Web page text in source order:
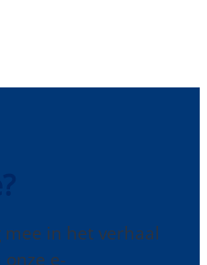
in het verhaal
onze e-